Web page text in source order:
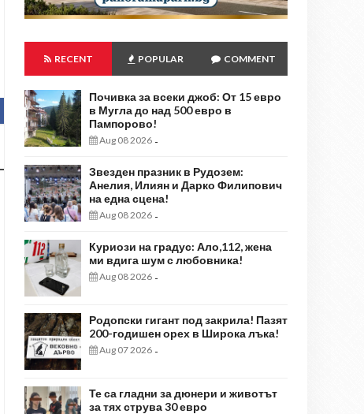
RECENT POPULAR COMMENT
Почивка за всеки джоб: От 15 евро
в Мугла до над 500 евро в
Пампорово!
Aug 08 2026 -
Звезден празник в Рудозем:
Анелия, Илиян и Дарко Филипович
на една сцена!
Aug 08 2026 -
Куриози на градус: Ало,112, жена
ми вдига шум с любовника!
Aug 08 2026 -
Родопски гигант под закрила! Пазят
200-годишен орех в Широка лъка!
Aug 07 2026 -
Те са гладни за дюнери и животът
за тях струва 30 евро